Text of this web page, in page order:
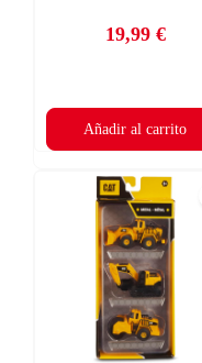
Precio
19,99 €
Añadir al carrito